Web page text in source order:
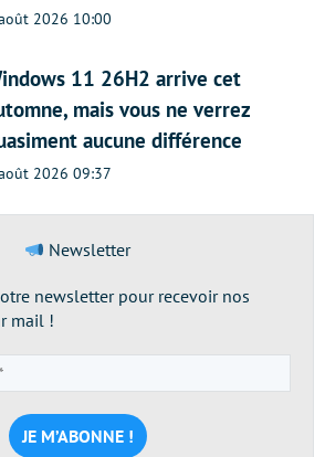
2026 10:00
11 26H2 arrive cet
mais vous ne verrez
aucune différence
2026 09:37
Newsletter
newsletter pour recevoir nos
mail !
e-
mail
*